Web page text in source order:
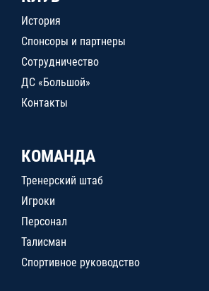
История
Спонсоры и партнеры
Сотрудничество
ДС «Большой»
Контакты
КОМАНДА
Тренерский штаб
Игроки
Персонал
Талисман
Спортивное руководство